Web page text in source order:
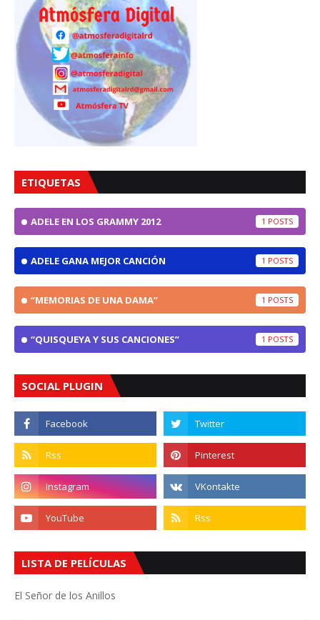
ETIQUETAS
ADELE EN LOS GRAMMY 2012 1
ADELE GANA MEJOR CANCIÓN 1
“MEMORIAS DE UNA DAMA” 1
“QUISQUEYA Y SUS CANCIONES” 1
SOCIAL PLUGIN
LISTA DE PELÍCULAS
El Señor de los Anillos